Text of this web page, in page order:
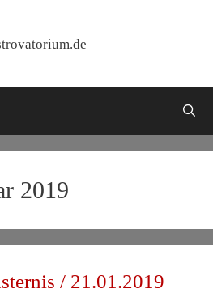
2019
/ 21.01.2019